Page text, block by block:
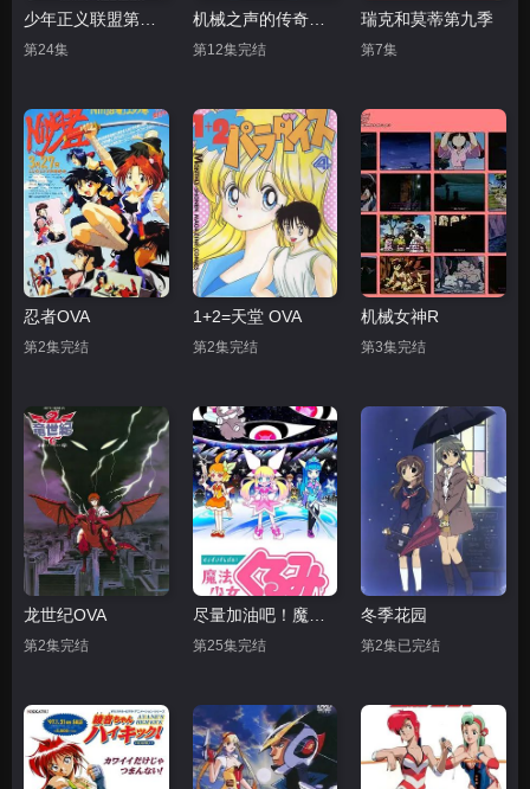
第24集
机械之声的传奇第四季
第12集完结
瑞克和莫蒂第九季
第7集
忍者OVA
第2集完结
1+2=天堂 OVA
第2集完结
机械女神R
第3集完结
龙世纪OVA
第2集完结 第25集完结
冬季花园
第2集已完结